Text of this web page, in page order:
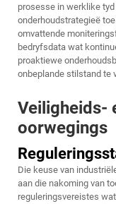
prosesse in werklike
onderhoudstrategieë
omvattende
bedryfsdata wat
proaktiewe
onbeplande stilstand te
Veiligheids-
oorwegings
Die keuse van
aan die nakoming van
reguleringsvereistes